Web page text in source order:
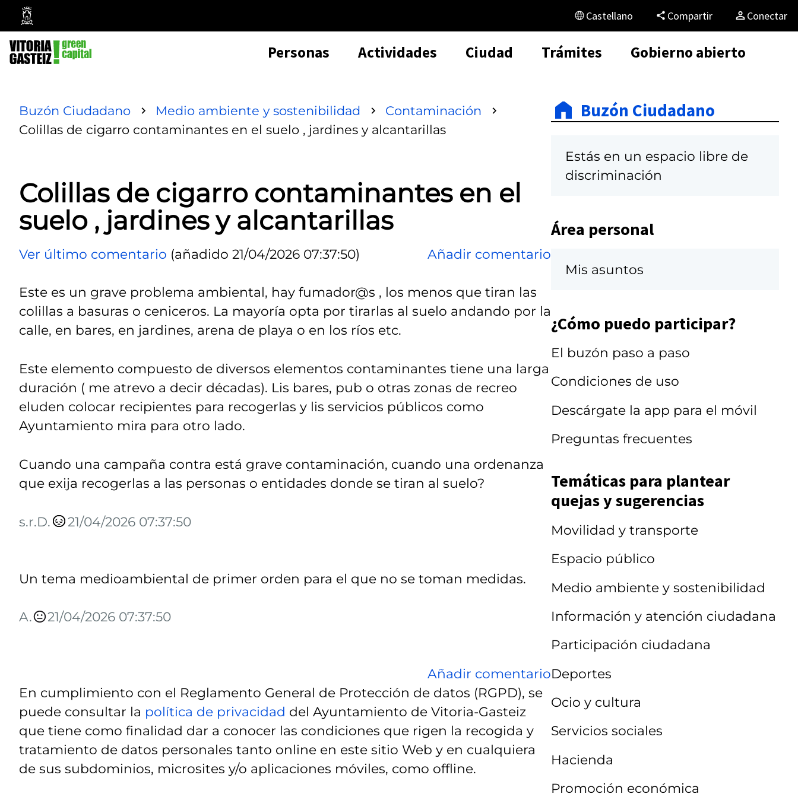
Ayuntamiento
Vitoria-
Gasteiz
Castellano Compartir Conectar
Personas Actividades Ciudad Trámites Gobierno abierto
Buzón Ciudadano Medio ambiente y sostenibilidad
Contaminación
Colillas de cigarro contaminantes en el suelo , jardines y alcantarillas
Colillas de cigarro contaminantes en el
suelo , jardines y alcantarillas
Ver último comentario (añadido 21/04/2026 07:37:50) Añadir comentario
Este es un grave problema ambiental, hay fumador@s , los menos que tiran las
colillas a basuras o ceniceros. La mayoría opta por tirarlas al suelo andando por la
calle, en bares, en jardines, arena de playa o en los ríos etc.
Este elemento compuesto de diversos elementos contaminantes tiene una larga
duración ( me atrevo a decir décadas). Lis bares, pub o otras zonas de recreo
eluden colocar recipientes para recogerlas y lis servicios públicos como
Ayuntamiento mira para otro lado.
Cuando una campaña contra está grave contaminación, cuando una ordenanza
que exija recogerlas a las personas o entidades donde se tiran al suelo?
s.r.D. 21/04/2026 07:37:50
Un tema medioambiental de primer orden para el que no se toman medidas.
A. 21/04/2026 07:37:50
Añadir comentario
En cumplimiento con el Reglamento General de Protección de datos (RGPD), se
puede consultar la política de privacidad del Ayuntamiento de Vitoria-Gasteiz
que tiene como finalidad dar a conocer las condiciones que rigen la recogida y
tratamiento de datos personales tanto online en este sitio Web y en cualquiera
de sus subdominios, microsites y/o aplicaciones móviles, como offline.
Buzón Ciudadano
Estás en un espacio libre de
discriminación
Área personal
Mis asuntos
¿Cómo puedo participar?
El buzón paso a paso
Condiciones de uso
Descárgate la app para el móvil
Preguntas frecuentes
Temáticas para plantear
quejas y sugerencias
Movilidad y transporte
Espacio público
Medio ambiente y sostenibilidad
Información y atención ciudadana
Participación ciudadana
Deportes
Ocio y cultura
Servicios sociales
Hacienda
Promoción económica